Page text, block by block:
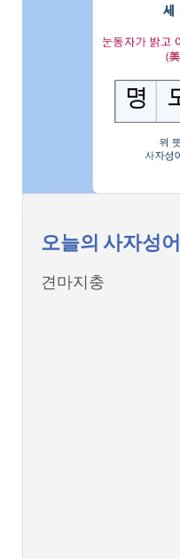
오늘의 사자성어
견마지충